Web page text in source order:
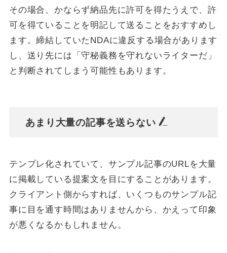
その場合、かならず納品先に許可を得たうえで、許
可を得ていることを明記して送ることをおすすめし
ます。締結していたNDAに違反する場合があります
し、送り先には「守秘義務を守れないライターだ」
と判断されてしまう可能性もあります。
あまり大量の記事を送らない
テンプレ化されていて、サンプル記事のURLを大量
に掲載している提案文を目にすることがあります。
クライアント側からすれば、いくつものサンプル記
事に目を通す時間はありませんから、かえって印象
が悪くなるかもしれません。